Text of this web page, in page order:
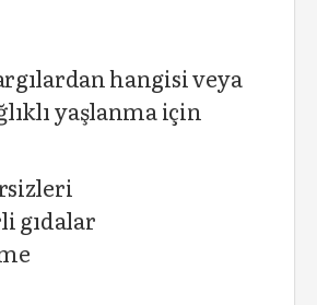
hangisi veya
yaşlanma için
gıdalar